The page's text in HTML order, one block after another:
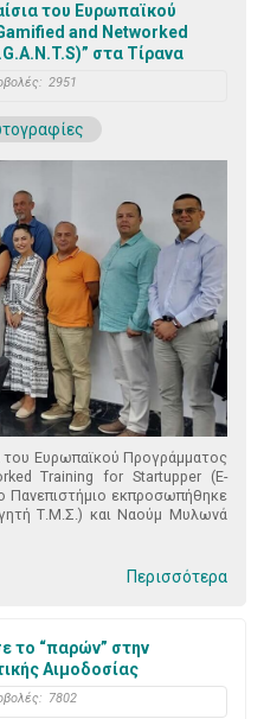
του Ευρωπαϊκού
and Networked
στα Τίρανα
2951
του Ευρωπαϊκού Προγράμματος
Training for Startupper (E-
Πανεπιστήμιο εκπροσωπήθηκε
Τ.Μ.Σ.) και Ναούμ Μυλωνά
Περισσότερα
το “παρών” στην
Αιμοδοσίας
7802